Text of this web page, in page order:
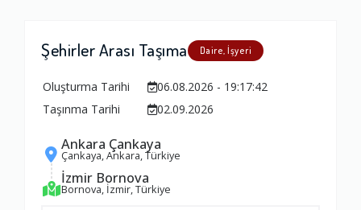
Şehirler Arası Taşıma Daire, İşyeri
Oluşturma Tarihi
06.08.2026 - 19:17:42
Taşınma Tarihi
02.09.2026
Ankara Çankaya
Çankaya, Ankara, Türkiye
İzmir Bornova
Bornova, İzmir, Türkiye